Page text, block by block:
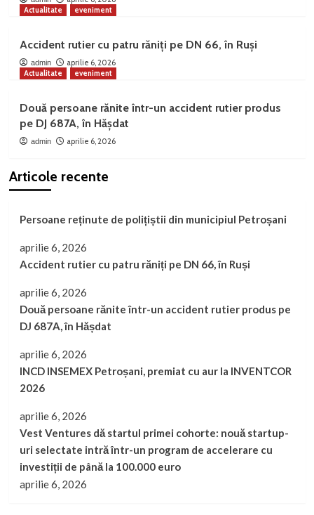
Actualitate
eveniment
Accident rutier cu patru răniți pe DN 66, în Ruși
admin
aprilie 6, 2026
Actualitate
eveniment
Două persoane rănite într-un accident rutier produs
pe DJ 687A, în Hășdat
admin aprilie 6, 2026
Articole recente
Persoane reținute de polițiștii din municipiul Petroșani
aprilie 6, 2026
Accident rutier cu patru răniți pe DN 66, în Ruși
aprilie 6, 2026
Două persoane rănite într-un accident rutier produs pe
DJ 687A, în Hășdat
aprilie 6, 2026
INCD INSEMEX Petroșani, premiat cu aur la INVENTCOR
2026
aprilie 6, 2026
Vest Ventures dă startul primei cohorte: nouă startup-
uri selectate intră într-un program de accelerare cu
investiții de până la 100.000 euro
aprilie 6, 2026